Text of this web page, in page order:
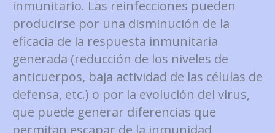
inmunitario. Las reinfecciones pueden
producirse por una disminución de la
eficacia de la respuesta inmunitaria
generada (reducción de los niveles de
anticuerpos, baja actividad de las células de
defensa, etc.) o por la evolución del virus,
que puede generar diferencias que
permitan escapar de la inmunidad